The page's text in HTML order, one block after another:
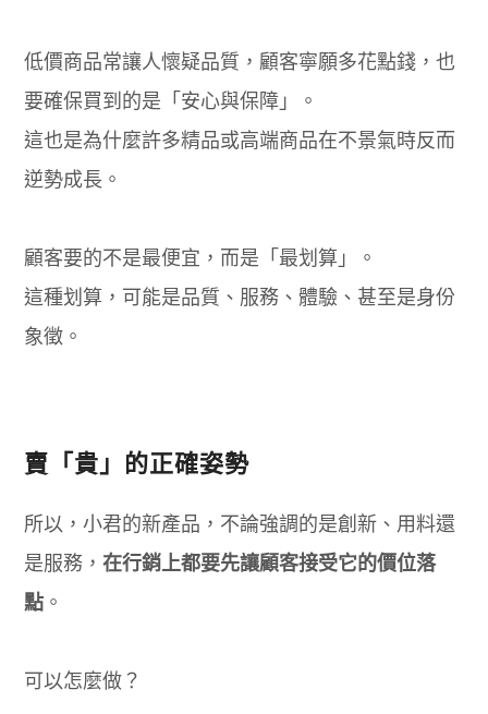
低價商品常讓人懷疑品質，顧客寧願多花點錢，也
要確保買到的是「安心與保障」。
這也是為什麼許多精品或高端商品在不景氣時反而
逆勢成長。
顧客要的不是最便宜，而是「最划算」。
這種划算，可能是品質、服務、體驗、甚至是身份
象徵。
賣「貴」的正確姿勢
所以，小君的新產品，不論強調的是創新、用料還
是服務，在行銷上都要先讓顧客接受它的價位落
點 。
可以怎麼做？